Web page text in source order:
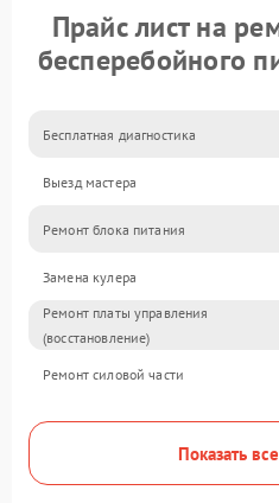
Прайс лист на
бесперебойного
Бесплатная диагностика
Выезд мастера
Ремонт блока питания
Замена кулера
Ремонт платы управления
(восстановление)
Ремонт силовой части
Показать